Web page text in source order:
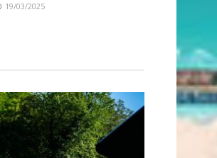
19/03/2025